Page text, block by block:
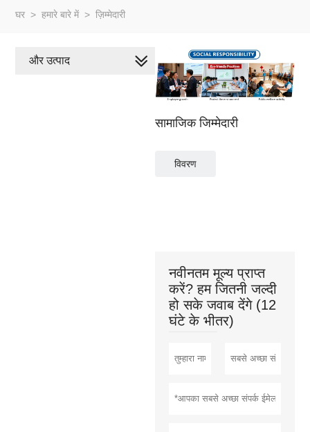
घर > हमारे बारे में > ज़िम्मेदारी
सामाजिक जिम्मेदारी
विवरण
नवीनतम मूल्य प्राप्त
करें? हम जितनी जल्दी
हो सके जवाब देंगे (12
घंटे के भीतर)
और उत्पाद